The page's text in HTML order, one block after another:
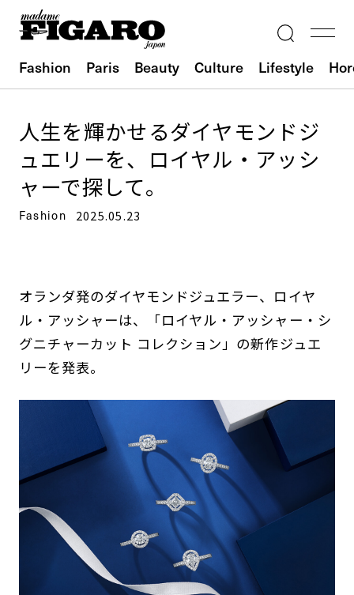
Fashion Paris Beauty Culture Lifestyle
人生を輝かせるダイヤモンドジ
ュエリーを、ロイヤル・アッシ
ャーで探して。
Fashion 2025.05.23
オランダ発のダイヤモンドジュエラー、ロイヤ
ル・アッシャーは、「ロイヤル・アッシャー・シ
グニチャーカット コレクション」の新作ジュエ
リーを発表。